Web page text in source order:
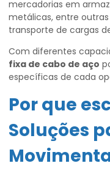
mercadorias em
metálicas, entre
transporte de cargas
Com diferentes
fixa de cabo de aço
específicas de cada
Por que
Soluções